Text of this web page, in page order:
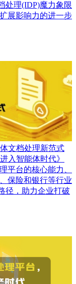
处理(IDP)魔力象限
展影响力的进一步
文档处理新范式
入智能体时代》
平台的核心能力、
保险和银行等行业
径，助力企业打破